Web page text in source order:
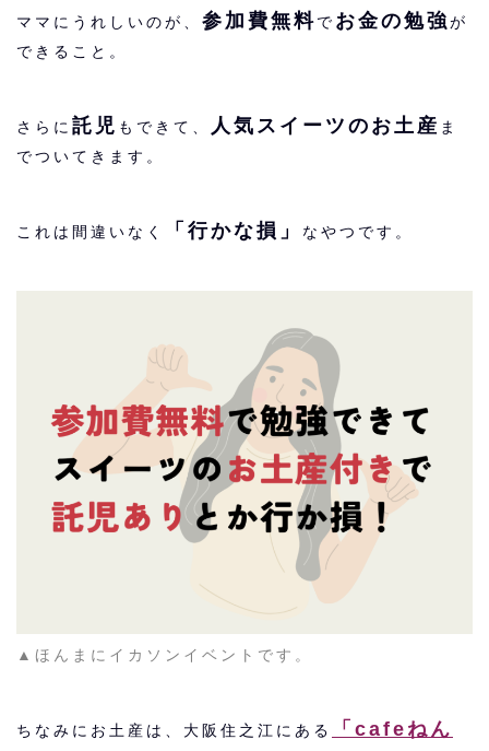
ママにうれしいのが、 参加費無料で お金の勉強が
できること。
さらに 託児 もできて、 人気スイーツのお土産 ま
でついてきます。
これは間違いなく 「行かな損」 なやつです。
▲ほんまにイカソンイベントです。
ちなみにお土産は、大阪住之江にある
「cafeねん